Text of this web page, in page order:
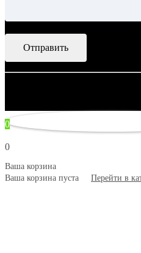
0
0
Ваша корзина
Ваша корзина пуста
Перейти в